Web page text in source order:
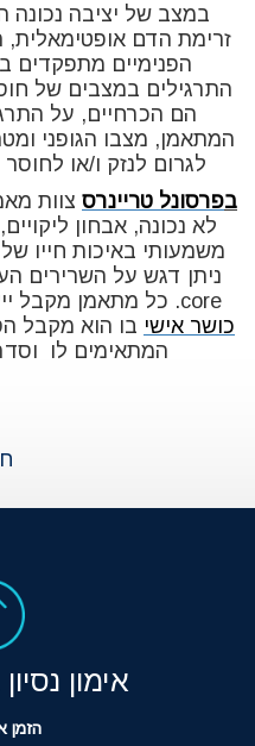
במצב של יציבה נכונה
זרימת הדם אופטימאלית,
הפנימיים מתפקדים
התרגילים במצבים של
הם הכרחיים, על
המתאמן, מצבו הגופני
לגרום לנזק ו/או
בפרסונל טריינרס צוות
לא נכונה, אבחון
משמעותי באיכות חייו
ניתן דגש על השרירים
core. כל מתאמן מקבל ייעוץ וליווי צמוד על ידי
כושר אישי בו הוא מקבל
המתאימים לו
אימון
הזמן